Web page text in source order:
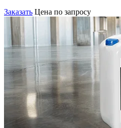
Заказать Цена по запросу